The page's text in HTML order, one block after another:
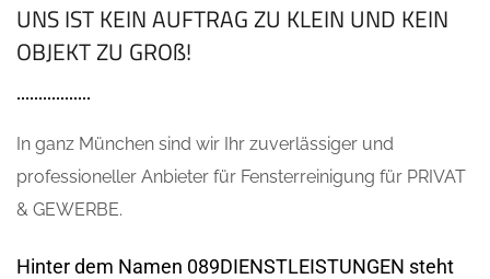
UNS IST KEIN AUFTRAG ZU KLEIN UND KEIN
OBJEKT ZU GROß!
In ganz München sind wir Ihr zuverlässiger und
professioneller Anbieter für Fensterreinigung für PRIVAT
& GEWERBE.
Hinter dem Namen 089DIENSTLEISTUNGEN steht